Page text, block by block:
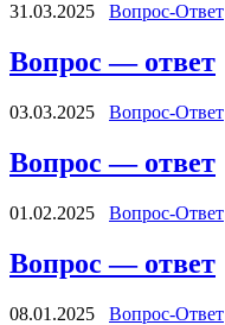
31.03.2025 Вопрос-Ответ
Вопрос — ответ
03.03.2025 Вопрос-Ответ
Вопрос — ответ
01.02.2025 Вопрос-Ответ
Вопрос — ответ
08.01.2025 Вопрос-Ответ